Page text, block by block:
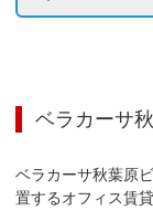
ベラカーサ
ベラカーサ秋葉原
置するオフィス賃